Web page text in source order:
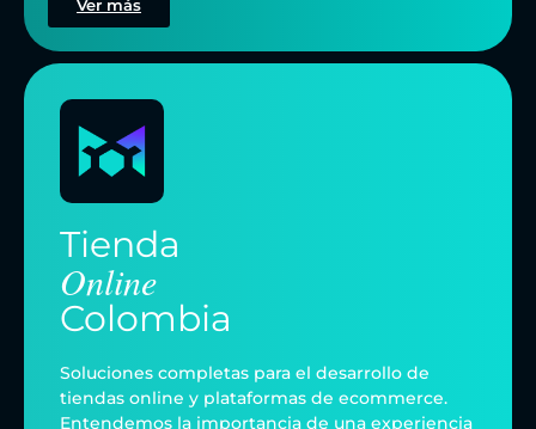
Ver más
Tienda
Online
Colombia
Soluciones completas para el desarrollo de
tiendas online y plataformas de ecommerce.
Entendemos la importancia de una experiencia